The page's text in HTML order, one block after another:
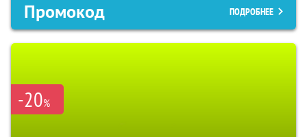
Промокод ПОДРОБНЕЕ
-20%